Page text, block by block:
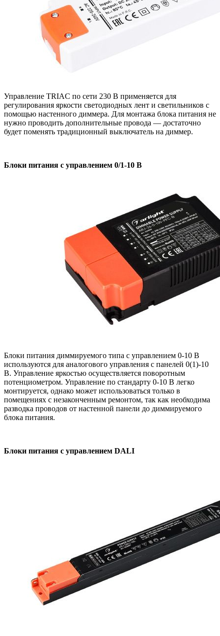
Управление TRIAC по сети 230 В применяется для
регулирования яркости светодиодных лент и светильников с
помощью настенного диммера. Для монтажа блока питания не
нужно проводить дополнительные провода — достаточно
будет поменять традиционный выключатель на диммер.
Блоки питания с управлением 0/1-10 В
Блоки питания диммируемого типа с управлением 0-10 В
используются для аналогового управления с панелей 0(1)-10
В. Управление яркостью осуществляется поворотным
потенциометром. Управление по стандарту 0-10 В легко
монтируется, однако может использоваться только в
помещениях с незаконченным ремонтом, так как необходима
разводка проводов от настенной панели до диммируемого
блока питания.
Блоки питания с управлением DALI